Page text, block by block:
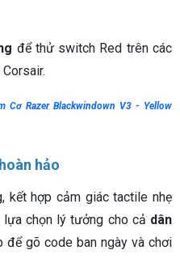
để thử switch Red trên các
Cơ Razer Blackwindown V3 - Yellow
hảo
kết hợp cảm giác tactile nhẹ
lựa chọn lý tưởng cho cả dân
để gõ code ban ngày và chơi